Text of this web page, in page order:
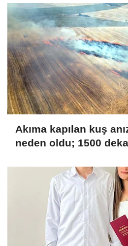
Akıma kapılan kuş
neden oldu; 1500